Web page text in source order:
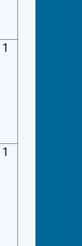
1
1